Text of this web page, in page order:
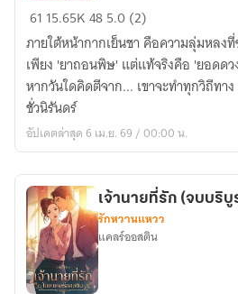
เกิด
ใหม่
เป็น
ยา
ถอนพิษ...ของ
ท่าน
อ๋อง
เผด็จการ
(มี
E-
book))
61 15.65K485.0 (2)
ภายใต้หน้ากากเย็นชา คือความลุ่มหลงที่
เพียง 'ยาถอนพิษ' แต่แท้จริงคือ 'ยอดด
หากวันใดคิดตีจาก... เขาจะทำทุกวิถีทา
ชั่วนิรันดร์
อัปเดตล่าสุด 6 เม.ย. 69 / 00:00 น.
เจ้านายที่รัก (จบบริ
รักหวานแหวว
แคลร์​ออสติน​